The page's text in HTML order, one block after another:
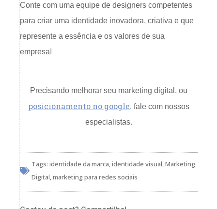
Conte com uma equipe de designers competentes
para criar uma identidade inovadora, criativa e que
represente a essência e os valores de sua
empresa!
Precisando melhorar seu marketing digital, ou
posicionamento no google, fale com nossos
especialistas.
Tags: identidade da marca,identidade visual,Marketing
Digital,marketing para redes sociais